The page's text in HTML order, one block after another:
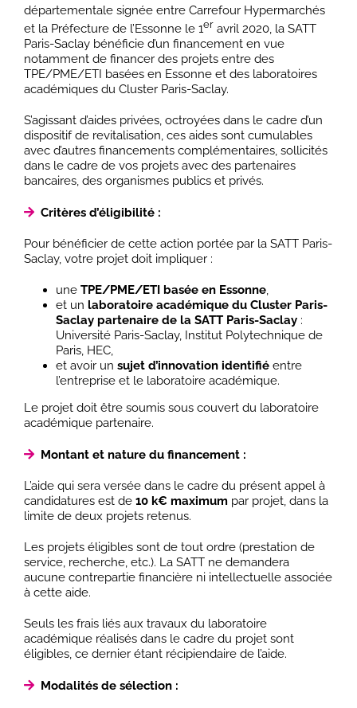
départementale signée entre Carrefour Hypermarchés
et la Préfecture de l’Essonne le 1er avril 2020, la SATT
Paris-Saclay bénéficie d’un financement en vue
notamment de financer des projets entre des
TPE/PME/ETI basées en Essonne et des laboratoires
académiques du Cluster Paris-Saclay.
S’agissant d’aides privées, octroyées dans le cadre d’un
dispositif de revitalisation, ces aides sont cumulables
avec d’autres financements complémentaires, sollicités
dans le cadre de vos projets avec des partenaires
bancaires, des organismes publics et privés.
Critères d’éligibilité :
Pour bénéficier de cette action portée par la SATT Paris-
Saclay, votre projet doit impliquer :
une TPE/PME/ETI basée en Essonne,
et un laboratoire académique du Cluster Paris-
Saclay partenaire de la SATT Paris-Saclay :
Université Paris-Saclay, Institut Polytechnique de
Paris, HEC,
et avoir un sujet d’innovation identifié entre
l’entreprise et le laboratoire académique.
Le projet doit être soumis sous couvert du laboratoire
académique partenaire.
Montant et nature du financement :
L’aide qui sera versée dans le cadre du présent appel à
candidatures est de 10 k€ maximum par projet, dans la
limite de deux projets retenus.
Les projets éligibles sont de tout ordre (prestation de
service, recherche, etc.). La SATT ne demandera
aucune contrepartie financière ni intellectuelle associée
à cette aide.
Seuls les frais liés aux travaux du laboratoire
académique réalisés dans le cadre du projet sont
éligibles, ce dernier étant récipiendaire de l’aide.
Modalités de sélection :